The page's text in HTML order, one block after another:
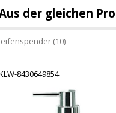
der gleichen
(10)
8430649854